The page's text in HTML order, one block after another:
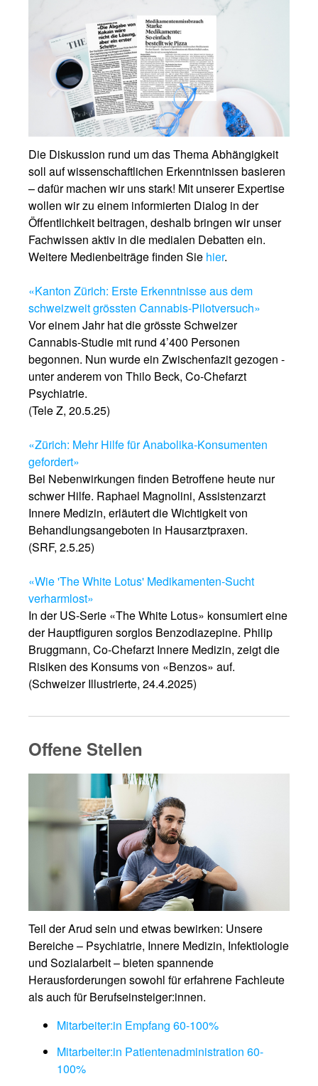
Die Diskussion rund um das Thema Abhängigkeit
soll auf wissenschaftlichen Erkenntnissen basieren
– dafür machen wir uns stark! Mit unserer Expertise
wollen wir zu einem informierten Dialog in der
Öffentlichkeit beitragen, deshalb bringen wir unser
Fachwissen aktiv in die medialen Debatten ein.
Weitere Medienbeiträge finden Sie hier.
«Kanton Zürich: Erste Erkenntnisse aus dem
schweizweit grössten Cannabis-Pilotversuch»
Vor einem Jahr hat die grösste Schweizer
Cannabis-Studie mit rund 4’400 Personen
begonnen. Nun wurde ein Zwischenfazit gezogen -
unter anderem von Thilo Beck, Co-Chefarzt
Psychiatrie.
(Tele Z, 20.5.25)
«Zürich: Mehr Hilfe für Anabolika-Konsumenten
gefordert»
Bei Nebenwirkungen finden Betroffene heute nur
schwer Hilfe. Raphael Magnolini, Assistenzarzt
Innere Medizin, erläutert die Wichtigkeit von
Behandlungsangeboten in Hausarztpraxen.
(SRF, 2.5.25)
«Wie 'The White Lotus' Medikamenten-Sucht
verharmlost»
In der US-Serie «The White Lotus» konsumiert eine
der Hauptfiguren sorglos Benzodiazepine. Philip
Bruggmann, Co-Chefarzt Innere Medizin, zeigt die
Risiken des Konsums von «Benzos» auf.
(Schweizer Illustrierte, 24.4.2025)
Offene Stellen
Teil der Arud sein und etwas bewirken: Unsere
Bereiche – Psychiatrie, Innere Medizin, Infektiologie
und Sozialarbeit – bieten spannende
Herausforderungen sowohl für erfahrene Fachleute
als auch für Berufseinsteiger:innen.
Mitarbeiter:in Empfang 60-100%
Mitarbeiter:in Patientenadministration 60-
100%